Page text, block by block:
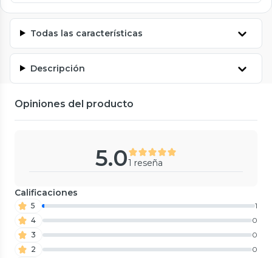
Todas las características
Descripción
Opiniones del producto
5.01 reseña
Calificaciones
5
1
4
0
3
0
2
0